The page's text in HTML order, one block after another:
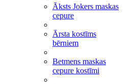
Āksts Jokers maskas
cepure
Ārsta kostīms
bērniem
Betmens maskas
cepure kostīmi